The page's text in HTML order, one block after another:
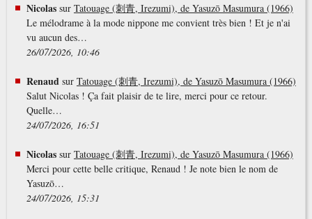
Nicolassur Tatouage (刺青, Irezumi), de Yasuzō Masumura (1966)
Le mélodrame à la mode nippone me convient très bien ! Et je n'ai
vu aucun des…
26/07/2026, 10:46
Renaudsur Tatouage (刺青, Irezumi), de Yasuzō Masumura (1966)
Salut Nicolas ! Ça fait plaisir de te lire, merci pour ce retour.
Quelle…
24/07/2026, 16:51
Nicolassur Tatouage (刺青, Irezumi), de Yasuzō Masumura (1966)
Merci pour cette belle critique, Renaud ! Je note bien le nom de
Yasuzō…
24/07/2026, 15:31